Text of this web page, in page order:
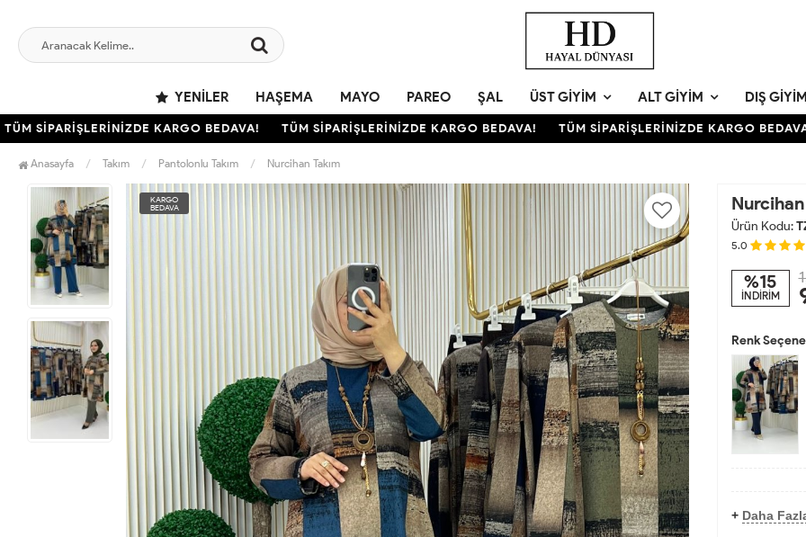
YENILER HAŞEMA MAYO PAREO ŞAL ÜST GIYIM ALT GIYIM DIŞ GIYIM
SİPARİŞLERİNİZDE KARGO BEDAVA! TÜM SİPARİŞLERİNİZDE KARGO BEDAVA! TÜM SİPARİŞLERİNİZDE KARGO BEDAVA!
Anasayfa Takım Pantolonlu Takım Nurcihan Takım
KARGO
BEDAVA
Nurcihan
Ürün Kodu:
5.0
%15
İNDİRİM
Renk
+ Daha